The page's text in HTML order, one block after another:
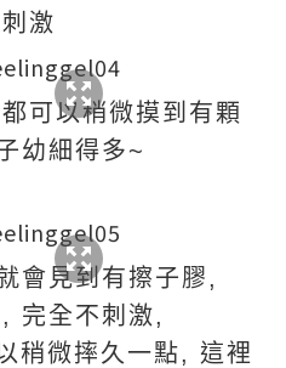
激
可以稍微摸到有顆
幼細得多~
會見到有擦子膠,
完全不刺激,
稍微摔久一點, 這裡